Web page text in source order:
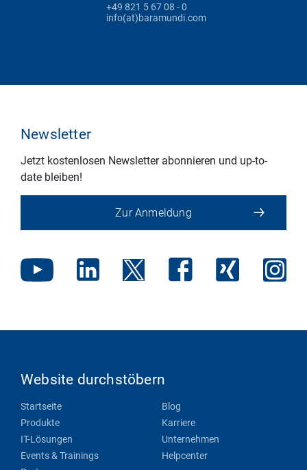
+49 821 5 67 08 - 0
info(at)baramundi.com
Newsletter
Jetzt kostenlosen Newsletter abonnieren und up-to-
date bleiben!
Zur Anmeldung
Website durchstöbern
Startseite
Produkte
IT-Lösungen
Events & Trainings
Blog
Karriere
Unternehmen
Helpcenter